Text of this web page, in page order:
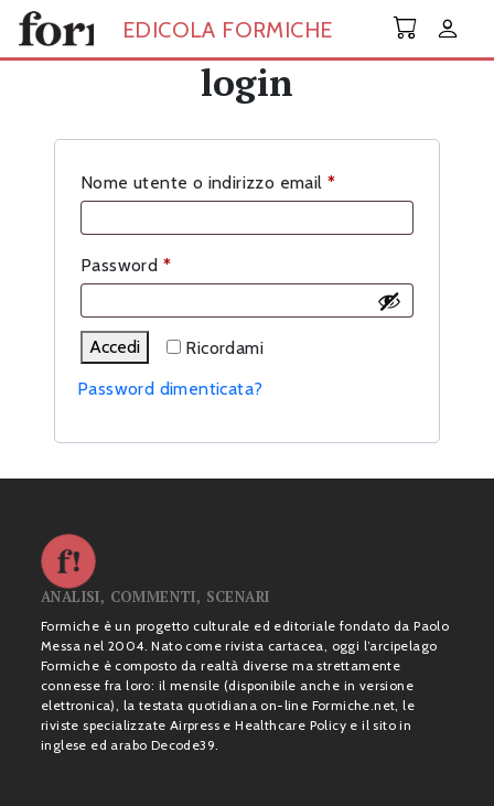
Skip to main content
EDICOLA FORMICHE
login
Nome utente o indirizzo email *Richiesto
Password *Richiesto
Ricordami
Accedi
Password dimenticata?
ANALISI, COMMENTI, SCENARI
Formiche è un progetto culturale ed editoriale fondato da Paolo
Messa nel 2004. Nato come rivista cartacea, oggi l’arcipelago
Formiche è composto da realtà diverse ma strettamente
connesse fra loro: il mensile (disponibile anche in versione
elettronica), la testata quotidiana on-line Formiche.net, le
riviste specializzate Airpress e Healthcare Policy e il sito in
inglese ed arabo Decode39.